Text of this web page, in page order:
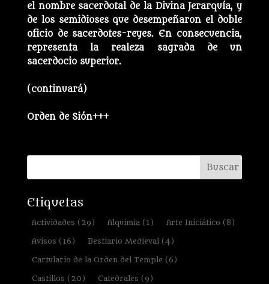
el nombre sacerdotal de la Divina Jerarquía, y
de los semidioses que desempeñaron el doble
oficio de sacerdotes-reyes. En consecuencia,
representa la realeza sagrada de un
sacerdocio superior.
(continuará)
Orden de Sión+++
Etiquetas
Actividades (29) Alquimia(1) Arte Iniciático (8)
Avisos (16) Bestiario Medieval(4)
Cartulario de la Orden del Temple (6)
Castillos (20) Catedrales (9)